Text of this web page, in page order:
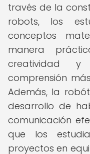
través de la
robots, los
conceptos
manera
creatividad
comprensión
Además, la
desarrollo de
comunicación
que los
proyectos en